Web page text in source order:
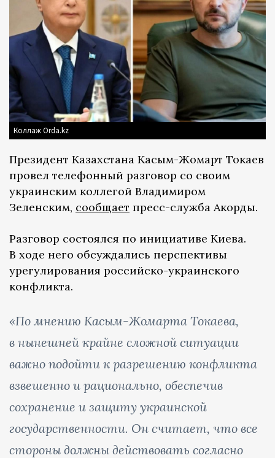
Коллаж Orda.kz
Президент Казахстана Касым-Жомарт Токаев
провел телефонный разговор со своим
украинским коллегой Владимиром
Зеленским, сообщает пресс-служба Акорды.
Разговор состоялся по инициативе Киева.
В ходе него обсуждались перспективы
урегулирования российско-украинского
конфликта.
«По мнению Касым-Жомарта Токаева,
в нынешней крайне сложной ситуации
важно подойти к разрешению конфликта
взвешенно и рационально, обеспечив
сохранение и защиту украинской
государственности. Он считает, что все
стороны должны действовать согласно